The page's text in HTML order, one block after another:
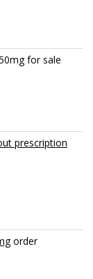
for sale
prescription
order